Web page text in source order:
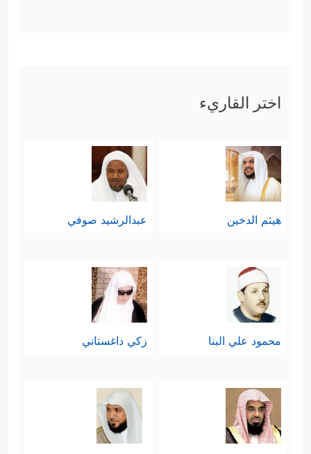
اختر القاريء
هيثم الدخين عبدالرشيد صوفي
محمود علي البنا زكي داغستاني